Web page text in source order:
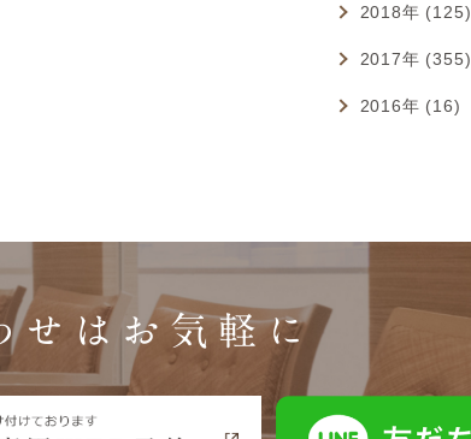
2018年 (125)
2017年 (355)
2016年 (16)
せはお気軽に